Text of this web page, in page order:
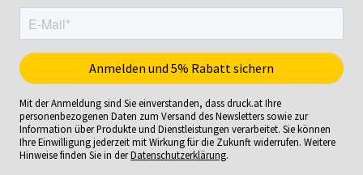
Mit der Anmeldung sind Sie einverstanden, dass druck.at Ihre
personenbezogenen Daten zum Versand des Newsletters sowie zur
Information über Produkte und Dienstleistungen verarbeitet. Sie können
Ihre Einwilligung jederzeit mit Wirkung für die Zukunft widerrufen. Weitere
Hinweise finden Sie in derDatenschutzerklärung.